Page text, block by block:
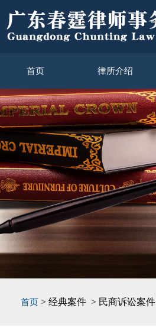
首页 律所介绍
首页 > 经典案件 > 民商诉讼案件